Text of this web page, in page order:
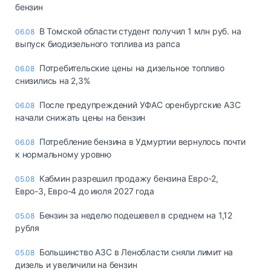
бензин
06.08 В Томской области студент получил 1 млн руб. на
выпуск биодизельного топлива из рапса
06.08 Потребительские цены на дизельное топливо
снизились на 2,3%
06.08 После предупреждений УФАС оренбургские АЗС
начали снижать цены на бензин
06.08 Потребление бензина в Удмуртии вернулось почти
к нормальному уровню
05.08 Кабмин разрешил продажу бензина Евро-2,
Евро-3, Евро-4 до июля 2027 года
05.08 Бензин за неделю подешевел в среднем на 1,12
рубля
05.08 Большинство АЗС в Ленобласти сняли лимит на
дизель и увеличили на бензин